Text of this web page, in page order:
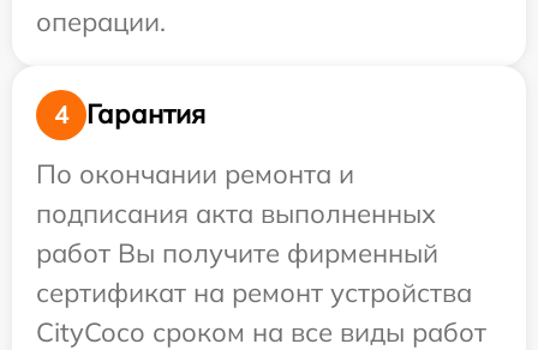
операции.
4
Гарантия
По окончании ремонта и
подписания акта выполненных
работ Вы получите фирменный
сертификат на ремонт устройства
CityCoco сроком на все виды работ